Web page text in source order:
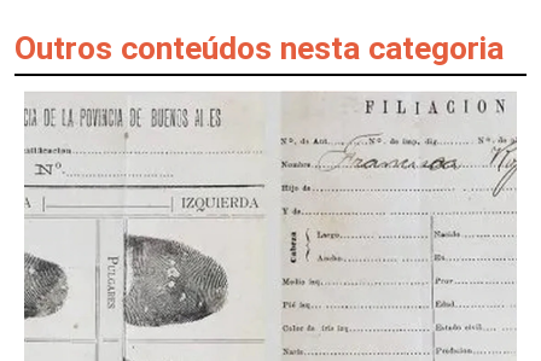
Outros conteúdos nesta categoria